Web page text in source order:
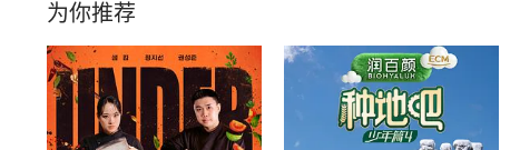
20260707坞的心头好
20260701坞里陪你看 20260630坞的心头好
20260626特别加更 20260626下
为你推荐